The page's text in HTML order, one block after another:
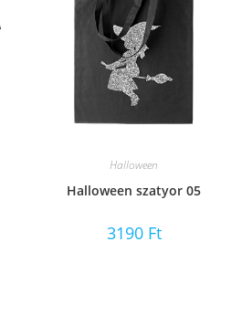
Halloween
Halloween szatyor 05
3190 Ft